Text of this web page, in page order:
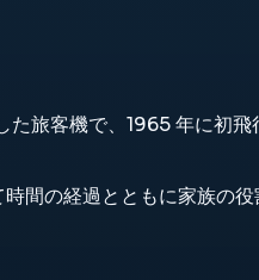
旅客機で、1965 年に初
間の経過とともに家族の